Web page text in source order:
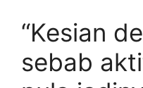
“Kesian
sebab